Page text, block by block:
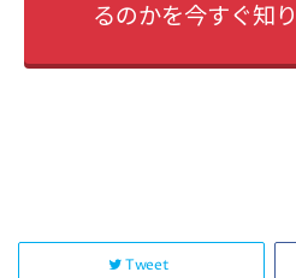
るのかを今すぐ知
Tweet